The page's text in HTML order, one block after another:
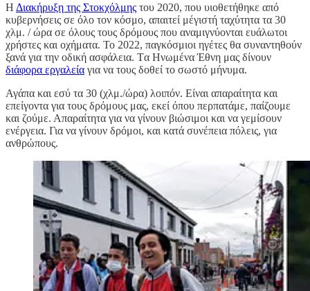
Η Διακήρυξη της Στοκχόλμης του 2020, που υιοθετήθηκε από
κυβερνήσεις σε όλο τον κόσμο, απαιτεί μέγιστή ταχύτητα τα 30
χλμ. / ώρα σε όλους τους δρόμους που αναμιγνύονται ευάλωτοι
χρήστες και οχήματα. Το 2022, παγκόσμιοι ηγέτες θα συναντηθούν
ξανά για την οδική ασφάλεια. Tα Ηνωμένα Έθνη μας δίνουν
διάφορα εργαλεία για να τους δοθεί το σωστό μήνυμα.
Αγάπα και εσύ τα 30 (χλμ./ώρα) λοιπόν. Είναι απαραίτητα και
επείγοντα για τους δρόμους μας, εκεί όπου περπατάμε, παίζουμε
και ζούμε. Απαραίτητα για να γίνουν βιώσιμοι και να γεμίσουν
ενέργεια. Για να γίνουν δρόμοι, και κατά συνέπεια πόλεις, για
ανθρώπους.